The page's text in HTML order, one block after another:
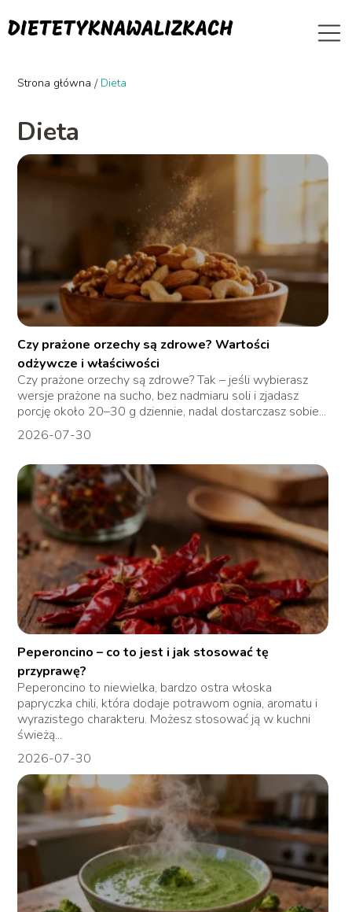
Strona główna / Dieta
Dieta
Czy prażone orzechy są zdrowe? Wartości
odżywcze i właściwości
Czy prażone orzechy są zdrowe? Tak – jeśli wybierasz
wersje prażone na sucho, bez nadmiaru soli i zjadasz
porcję około 20–30 g dziennie, nadal dostarczasz sobie...
2026-07-30
Peperoncino – co to jest i jak stosować tę
przyprawę?
Peperoncino to niewielka, bardzo ostra włoska
papryczka chili, która dodaje potrawom ognia, aromatu i
wyrazistego charakteru. Możesz stosować ją w kuchni
świeżą...
2026-07-30